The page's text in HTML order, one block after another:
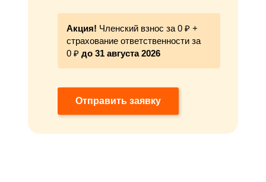
Акция! Членский взнос за 0 ₽ +
страхование ответственности за
0 ₽до 31 августа 2026
Отправить заявку